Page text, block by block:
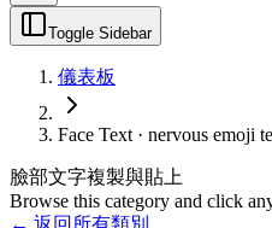
Toggle Sidebar
儀表板
Face Text · nervous emoji
臉部文字複製與貼上
Browse this category and click
← 返回所有類別